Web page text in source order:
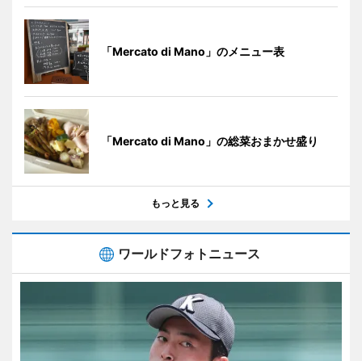
「Mercato di Mano」のメニュー表
「Mercato di Mano」の総菜おまかせ盛り
もっと見る
ワールドフォトニュース